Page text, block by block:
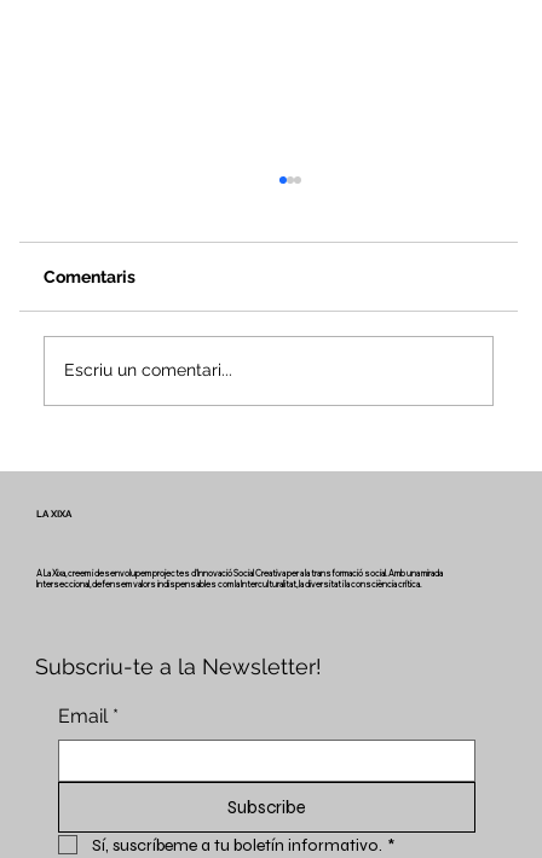
Comentaris
Escriu un comentari...
LA XIXA
A La Xixa, creem i desenvolupem projectes d'Innovació Social Creativa per a la transformació social. Amb una mirada
Interseccional, defensem valors indispensables com la Interculturalitat, la diversitat i la consciència crítica.
Subscriu-te a la Newsletter!
Email *
Subscribe
Sí, suscríbeme a tu boletín informativo. *